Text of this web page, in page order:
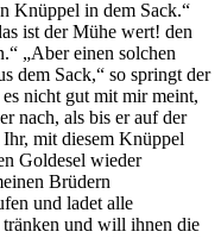
Knüppel in dem Sack.“
ist der Mühe wert! den
„Aber einen solchen
dem Sack,“ so springt der
nicht gut mit mir meint,
nach, als bis er auf der
mit diesem Knüppel
Goldesel wieder
Brüdern
und ladet alle
und will ihnen die